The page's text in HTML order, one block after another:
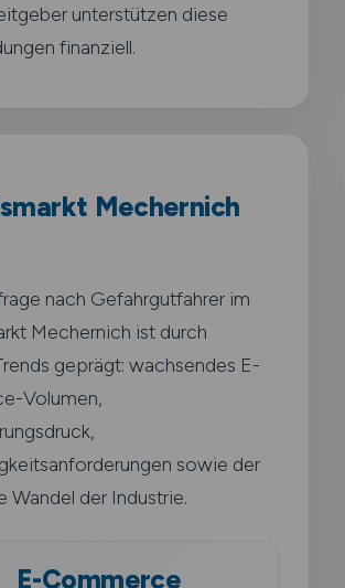
unterstützen diese
finanziell.
Mechernich
nach Gefahrgutfahrer im
Mechernich ist durch
geprägt: wachsendes E-
Volumen,
sowie der
Wandel der Industrie.
E-Commerce